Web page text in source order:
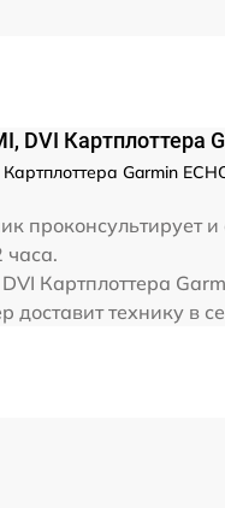
DVI Картплоттера
Garmin
проконсультирует и
часа.
Картплоттера
доставит технику в